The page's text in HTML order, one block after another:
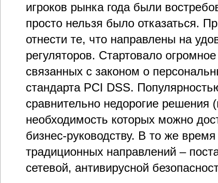
игроков рынка года были
просто нельзя было отказаться.
отнести те, что направлены на
регуляторов. Стартовало
связанных с законом о
стандарта PCI DSS.
сравнительно недорогие решения
необходимость которых можно
бизнес-руководству. В то же
традиционных направлений –
сетевой, антивирусной